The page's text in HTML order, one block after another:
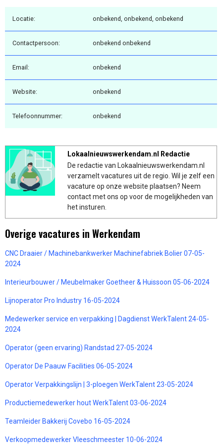
Locatie: onbekend, onbekend, onbekend
Contactpersoon: onbekend onbekend
Email: onbekend
Website: onbekend
Telefoonnummer: onbekend
Lokaalnieuwswerkendam.nl Redactie
De redactie van Lokaalnieuwswerkendam.nl
verzamelt vacatures uit de regio. Wil je zelf een
vacature op onze website plaatsen? Neem
contact met ons op voor de mogelijkheden van
het insturen.
Overige vacatures in Werkendam
CNC Draaier / Machinebankwerker Machinefabriek Bolier 07-05-
2024
Interieurbouwer / Meubelmaker Goetheer & Huissoon 05-06-2024
Lijnoperator Pro Industry 16-05-2024
Medewerker service en verpakking | Dagdienst WerkTalent 24-05-
2024
Operator (geen ervaring) Randstad 27-05-2024
Operator De Paauw Facilities 06-05-2024
Operator Verpakkingslijn | 3-ploegen WerkTalent 23-05-2024
Productiemedewerker hout WerkTalent 03-06-2024
Teamleider Bakkerij Covebo 16-05-2024
Verkoopmedewerker Vleeschmeester 10-06-2024